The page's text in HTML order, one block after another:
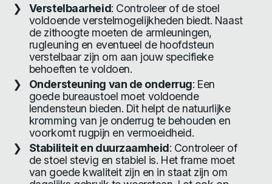
Verstelbaarheid: Controleer of de stoel
voldoende verstelmogelijkheden biedt. Naast
de zithoogte moeten de armleuningen,
rugleuning en eventueel de hoofdsteun
verstelbaar zijn om aan jouw specifieke
behoeften te voldoen.
Ondersteuning van de onderrug: Een
goede bureaustoel moet voldoende
lendensteun bieden. Dit helpt de natuurlijke
kromming van je onderrug te behouden en
voorkomt rugpijn en vermoeidheid.
Stabiliteit en duurzaamheid: Controleer of
de stoel stevig en stabiel is. Het frame moet
van goede kwaliteit zijn en in staat zijn om